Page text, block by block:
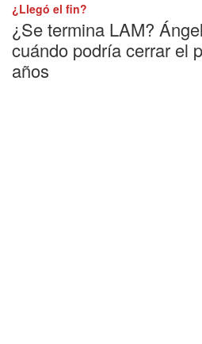
¿Llegó el fin?
¿Se termina LAM?
cuándo podría cerrar el
años